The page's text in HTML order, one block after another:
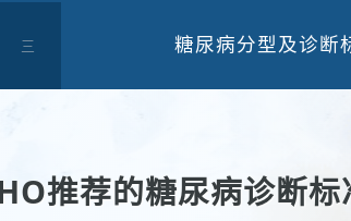
三 糖尿病分型及诊断
推荐的糖尿病诊断标